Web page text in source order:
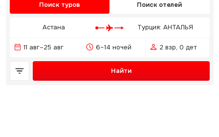
Поиск туров Поиск отелей
Астана Турция: АНТАЛЬЯ
11 авг–25 авг 6–14 ночей 2 взр, 0 дет
Найти